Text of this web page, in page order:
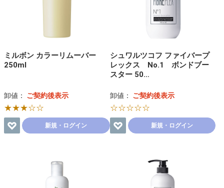
ミルボン カラーリムーバー
250ml
卸値： ご契約後表示
★★★☆☆
新規・ログイン
シュワルツコフ ファイバープ
レックス No.1 ボンドブー
スター 50…
卸値： ご契約後表示
☆☆☆☆☆
新規・ログイン